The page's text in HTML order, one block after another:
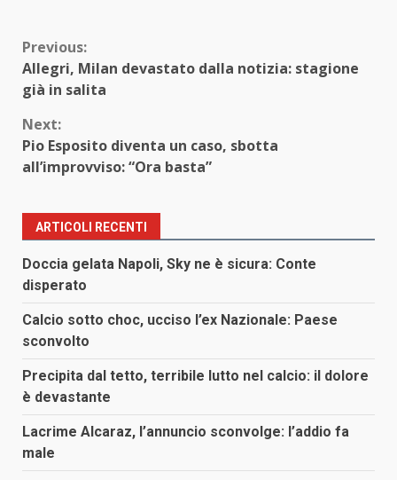
Continue
Reading
Previous:
Allegri, Milan devastato dalla notizia: stagione
già in salita
Next:
Pio Esposito diventa un caso, sbotta
all’improvviso: “Ora basta”
ARTICOLI RECENTI
Doccia gelata Napoli, Sky ne è sicura: Conte
disperato
Calcio sotto choc, ucciso l’ex Nazionale: Paese
sconvolto
Precipita dal tetto, terribile lutto nel calcio: il dolore
è devastante
Lacrime Alcaraz, l’annuncio sconvolge: l’addio fa
male